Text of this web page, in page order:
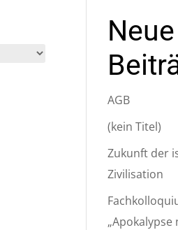
Neue
AGB
(kein Titel)
Zukunft der
Zivilisation
„Apokalypse